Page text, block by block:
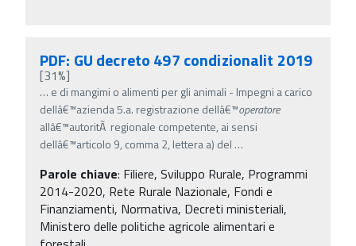
PDF: GU decreto 497 condizionalit 2019
[31%]
… e di mangimi o alimenti per gli animali - Impegni a carico
dellâ€™azienda 5.a. registrazione dellâ€™operatore
allâ€™autoritÃ regionale competente, ai sensi
dellâ€™articolo 9, comma 2, lettera a) del …
Parole chiave: Filiere, Sviluppo Rurale, Programmi
2014-2020, Rete Rurale Nazionale, Fondi e
Finanziamenti, Normativa, Decreti ministeriali,
Ministero delle politiche agricole alimentari e